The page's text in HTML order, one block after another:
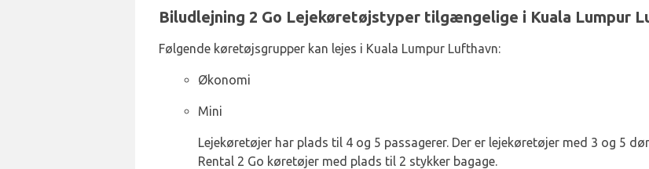
Biludlejning 2 Go Lejekøretøjstyper tilgængelige i Kuala Lumpur
Følgende køretøjsgrupper kan lejes i Kuala Lumpur Lufthavn:
Økonomi
Mini
Lejekøretøjer har plads til 4 og 5 passagerer. Der er lejekøretøjer med 3 og 5
Rental 2 Go køretøjer med plads til 2 stykker bagage.